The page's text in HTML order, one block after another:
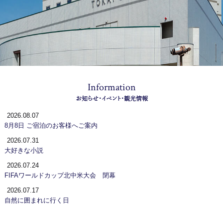
Facebook
宿泊日からご予約
宿泊プランからご予約
Information
お知らせ・イベント・観光情報
2026.08.07
8月8日 ご宿泊のお客様へご案内
2026.07.31
大好きな小説
2026.07.24
FIFAワールドカップ北中米大会 閉幕
2026.07.17
自然に囲まれに行く日